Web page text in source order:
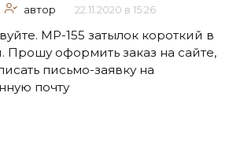
автор 22.11.2020 в 15:26
МР-155 затылок короткий в
Прошу оформить заказ на сайте,
письмо-заявку на
почту